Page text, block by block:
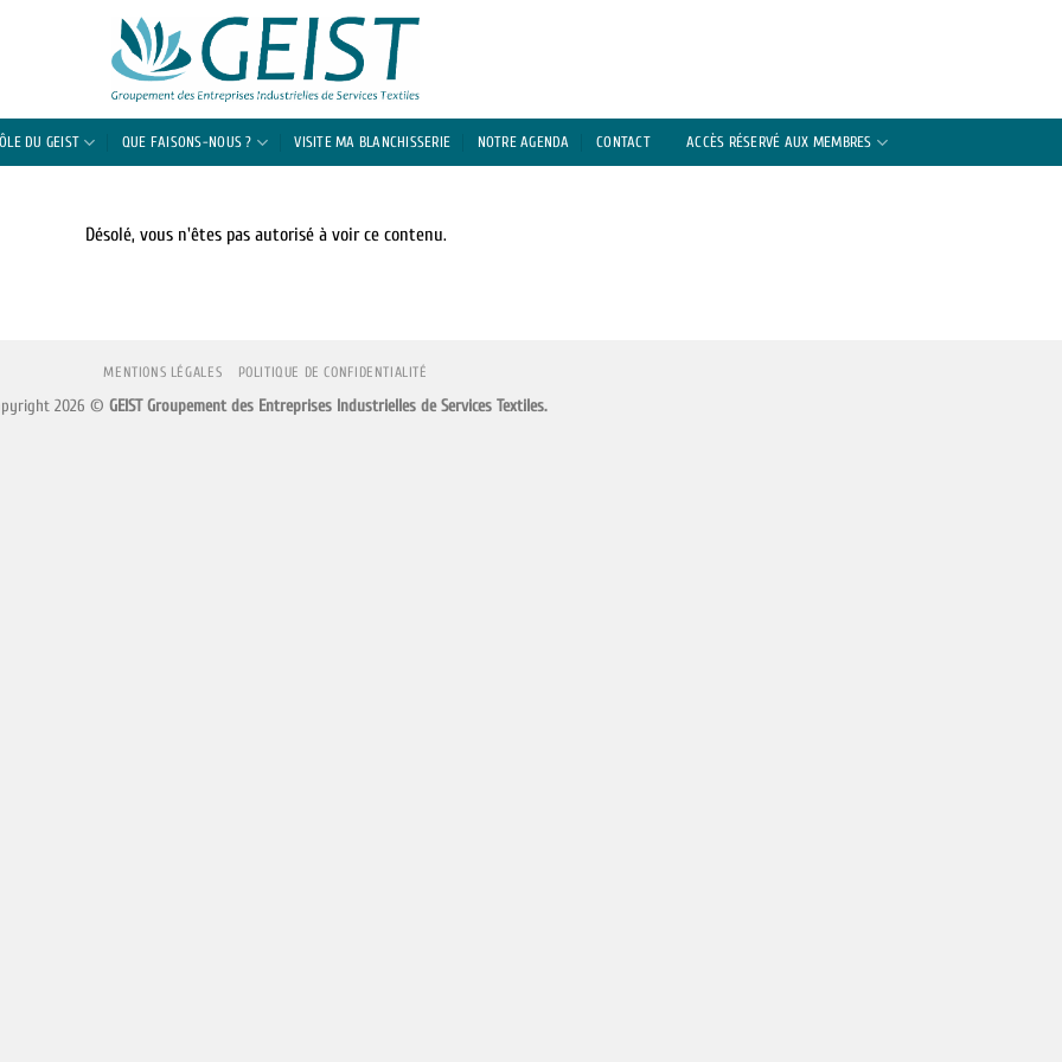
DU GEIST QUE FAISONS-NOUS ? VISITE MA BLANCHISSERIE NOTRE AGENDA CONTACT ACCÈS RÉSERVÉ AUX MEMBRES
Désolé, vous n'êtes pas autorisé à voir ce contenu.
MENTIONS LÉGALES POLITIQUE DE CONFIDENTIALITÉ
2026 © GEIST Groupement des Entreprises Industrielles de Services Textiles.